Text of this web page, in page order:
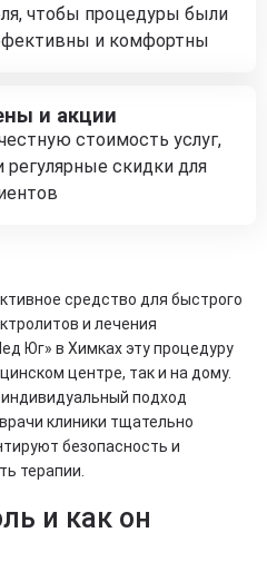
чтобы процедуры были
и комфортны
и акции
стоимость услуг,
регулярные скидки для
средство для быстрого
и лечения
Юг» в Химках эту процедуру
центре, так и на дому.
подход
клиники тщательно
безопасность и
терапии.
и как он